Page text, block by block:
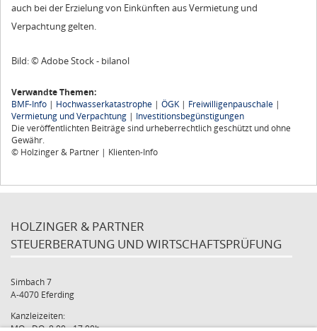
auch bei der Erzielung von Einkünften aus Vermietung und
Verpachtung gelten.
Bild: © Adobe Stock - bilanol
Verwandte Themen:
BMF-Info | Hochwasserkatastrophe | ÖGK | Freiwilligenpauschale |
Vermietung und Verpachtung | Investitionsbegünstigungen
Die veröffentlichten Beiträge sind urheberrechtlich geschützt und ohne
Gewähr.
© Holzinger & Partner | Klienten-Info
HOLZINGER & PARTNER
STEUERBERATUNG UND WIRTSCHAFTSPRÜFUNG
Simbach 7
A-4070 Eferding
Kanzleizeiten:
MO - DO: 8:00 - 17:00h